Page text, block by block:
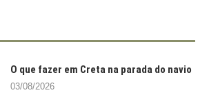
O que fazer em Creta na parada do navio
03/08/2026